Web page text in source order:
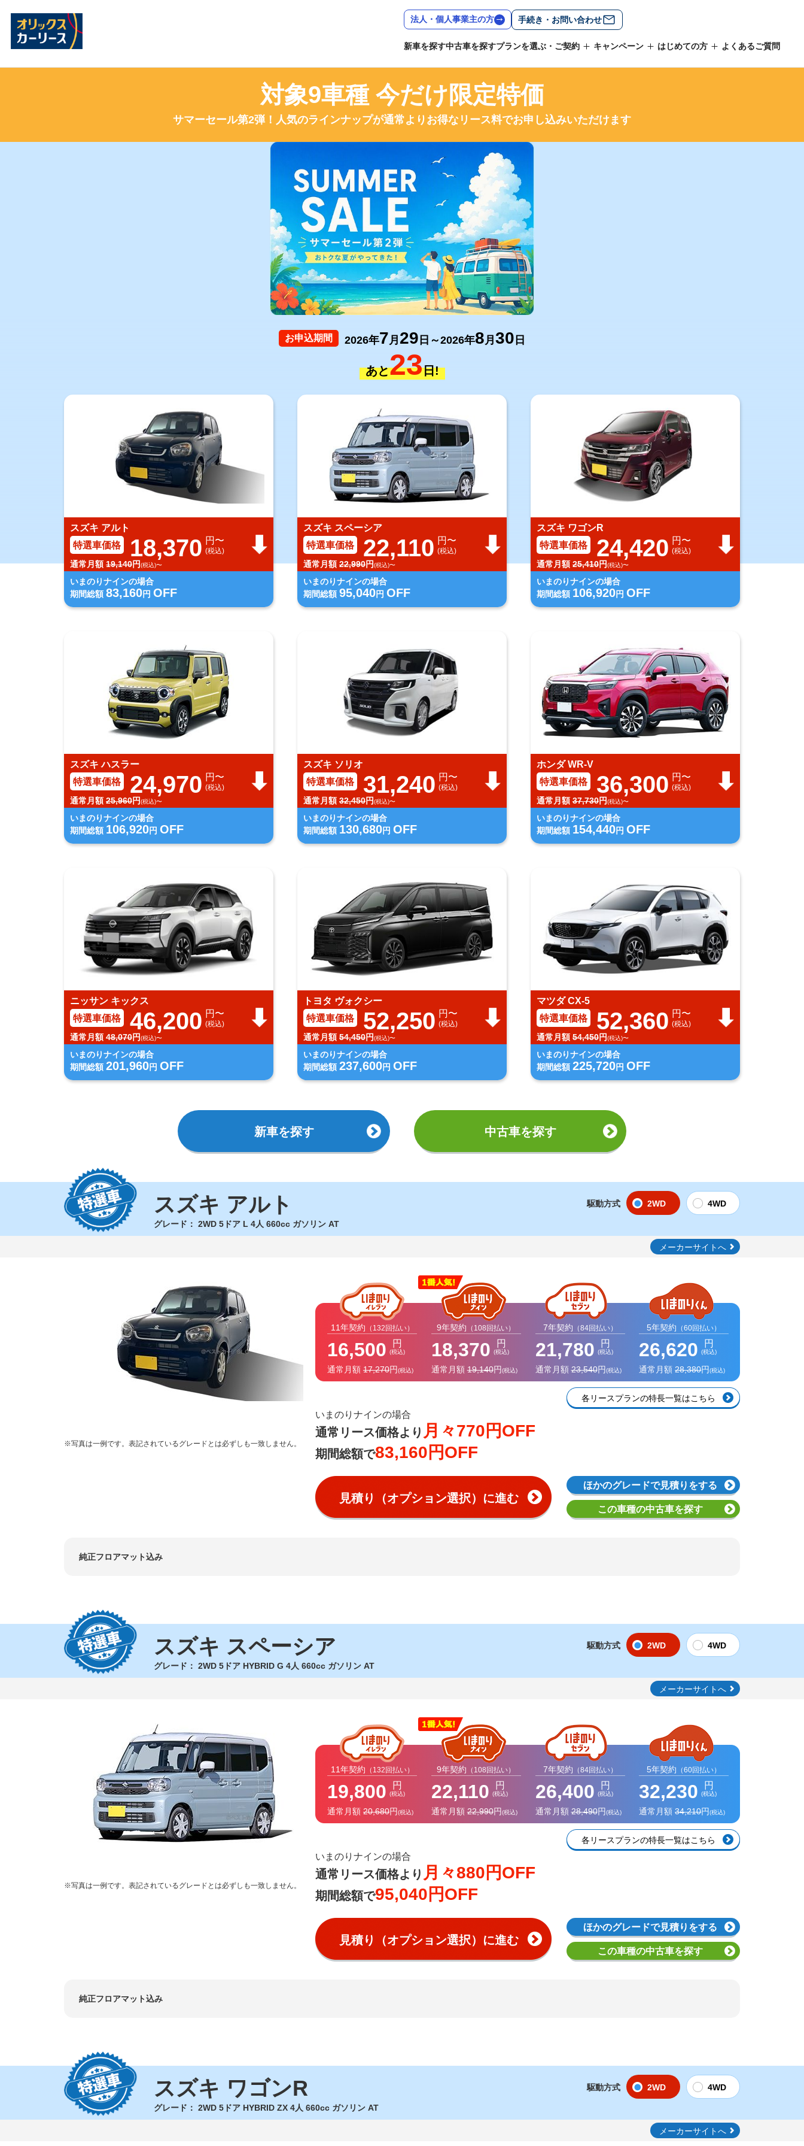
法人・個人事業主の方 手続き・お問い合わせ
新車を探す中古車を探すプランを選ぶ・ご契約 キャンペーン はじめての方 よくあるご質問
対象9車種 今だけ限定特価
サマーセール第2弾！人気のラインナップが通常よりお得なリース料でお申し込みいただけます
お申込期間 2026年7 月 29 日～2026年8 月 30 日
あと23日!
スズキ アルト
特選車価格
18,370 円〜
(税込)
通常月額19,140円(税込)〜
いまのりナインの場合
期間総額 83,160円 OFF
スズキ スペーシア
特選車価格
22,110 円〜
(税込)
通常月額22,990円(税込)〜
いまのりナインの場合
期間総額 95,040円 OFF
スズキ ワゴンR
特選車価格
24,420 円〜
(税込)
通常月額25,410円(税込)〜
いまのりナインの場合
期間総額 106,920円 OFF
スズキ ハスラー
特選車価格
24,970 円〜
(税込)
通常月額25,960円(税込)〜
いまのりナインの場合
期間総額 106,920円 OFF
スズキ ソリオ
特選車価格
31,240 円〜
(税込)
通常月額32,450円(税込)〜
いまのりナインの場合
期間総額 130,680円 OFF
ホンダ WR-V
特選車価格
36,300 円〜
(税込)
通常月額37,730円(税込)〜
いまのりナインの場合
期間総額 154,440円 OFF
ニッサン キックス
特選車価格
46,200 円〜
(税込)
通常月額48,070円(税込)〜
いまのりナインの場合
期間総額 201,960円 OFF
トヨタ ヴォクシー
特選車価格
52,250 円〜
(税込)
通常月額54,450円(税込)〜
いまのりナインの場合
期間総額 237,600円 OFF
マツダ CX-5
特選車価格
52,360 円〜
(税込)
通常月額54,450円(税込)〜
いまのりナインの場合
期間総額 225,720円 OFF
新車を探す 中古車を探す
スズキ アルト
グレード： 2WD 5ドア L 4人 660cc ガソリン AT
駆動方式 2WD 4WD
メーカーサイトへ
写真は一例です。表記されているグレードとは必ずしも一致しません。
11年契約 （132回払い）
16,500 円
(税込)
通常月額 17,270円(税込)
9年契約 （108回払い）
18,370 円
(税込)
通常月額19,140円(税込)
7年契約 （84回払い）
21,780 円
(税込)
通常月額23,540円(税込)
5年契約 （60回払い）
26,620 円
(税込)
通常月額28,380円(税込)
各リースプランの特長一覧はこちら
いまのりナインの場合
通常リース価格より 月々770円OFF
期間総額で83,160円OFF
見積り（オプション選択）に進む
ほかのグレードで見積りをする
この車種の中古車を探す
純正フロアマット込み
スズキ スペーシア
グレード： 2WD 5ドア HYBRID G 4人 660cc ガソリン AT
駆動方式 2WD 4WD
メーカーサイトへ
写真は一例です。表記されているグレードとは必ずしも一致しません。
11年契約 （132回払い）
19,800 円
(税込)
通常月額 20,680円(税込)
9年契約 （108回払い）
22,110 円
(税込)
通常月額22,990円(税込)
7年契約 （84回払い）
26,400 円
(税込)
通常月額28,490円(税込)
5年契約 （60回払い）
32,230 円
(税込)
通常月額34,210円(税込)
各リースプランの特長一覧はこちら
いまのりナインの場合
通常リース価格より 月々880円OFF
期間総額で95,040円OFF
見積り（オプション選択）に進む
ほかのグレードで見積りをする
この車種の中古車を探す
純正フロアマット込み
スズキ ワゴンR
グレード： 2WD 5ドア HYBRID ZX 4人 660cc ガソリン AT
駆動方式 2WD 4WD
メーカーサイトへ